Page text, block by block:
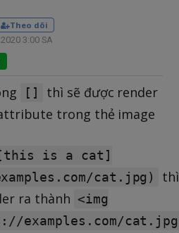
Theo dõi
3:00 SA
[]
thì sẽ được render
trong thẻ image
is a cat]
cat.jpg)
thì
ra thành <img
examples.com/